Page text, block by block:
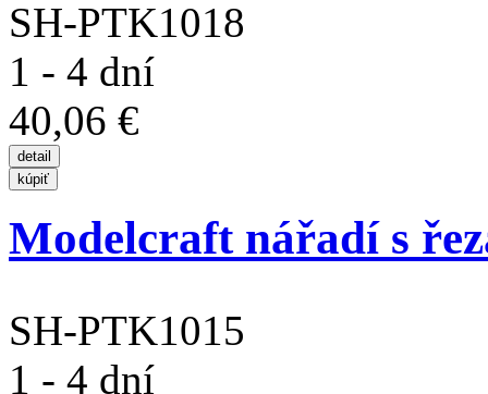
SH-PTK1018
1 - 4 dní
40,06 €
Modelcraft nářadí s
SH-PTK1015
1 - 4 dní